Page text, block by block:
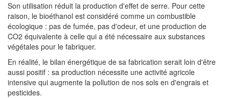
Son utilisation réduit la production d'effet de serre. Pour cette
raison, le bioéthanol est considéré comme un combustible
écologique : pas de fumée, pas d'odeur, et une production de
CO2 équivalente à celle qui a été nécessaire aux substances
végétales pour le fabriquer.
En réalité, le bilan énergétique de sa fabrication serait loin d'être
aussi positif : sa production nécessite une activité agricole
intensive qui augmente la pollution de nos sols en d'engrais et
pesticides.